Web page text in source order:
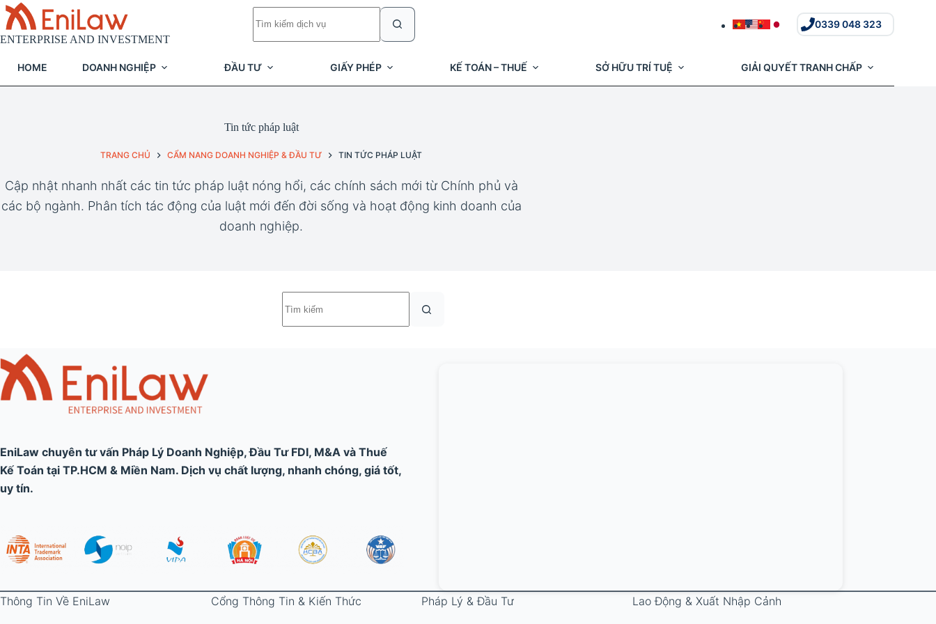
Chuyển
đến
phần
nội
ENTERPRISE AND INVESTMENT
có
0339 048 323
HOME DOANH NGHIỆP ĐẦU TƯ GIẤY PHÉP KẾ TOÁN – THUẾ SỞ HỮU TRÍ TUỆ GIẢI QUYẾT TRANH CHẤP
Tin tức pháp luật
TRANG CHỦ CẨM NANG DOANH NGHIỆP & ĐẦU TƯ TIN TỨC PHÁP LUẬT
Cập nhật nhanh nhất các tin tức pháp luật nóng hổi, các chính sách mới từ Chính phủ và
các bộ ngành. Phân tích tác động của luật mới đến đời sống và hoạt động kinh doanh của
doanh nghiệp.
có
EniLaw chuyên tư vấn Pháp Lý Doanh Nghiệp, Đầu Tư FDI, M&A và Thuế
Kế Toán tại TP.HCM & Miền Nam. Dịch vụ chất lượng, nhanh chóng, giá tốt,
uy tín.
Thông Tin Về EniLaw Cổng Thông Tin & Kiến Thức Pháp Lý & Đầu Tư Lao Động & Xuất Nhập Cảnh